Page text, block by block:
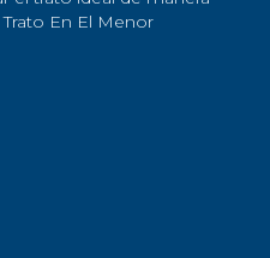
En El Menor